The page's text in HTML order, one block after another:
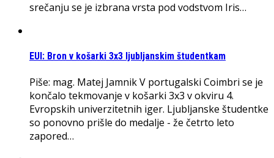
srečanju se je izbrana vrsta pod vodstvom Iris…
EUI: Bron v košarki 3x3 ljubljanskim študentkam
Piše: mag. Matej Jamnik V portugalski Coimbri se je
končalo tekmovanje v košarki 3x3 v okviru 4.
Evropskih univerzitetnih iger. Ljubljanske študentke
so ponovno prišle do medalje - že četrto leto
zapored…